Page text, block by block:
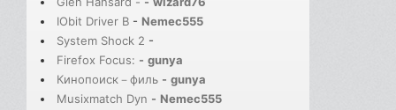
IObit Driver B - Nemec555
System Shock 2 -
Firefox Focus: - gunya
Кинопоиск－филь - gunya
Musixmatch Dyn - Nemec555